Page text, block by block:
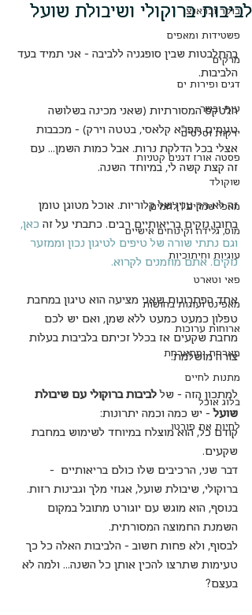
בוקר ובראנצ
פשטידות ומאפים
מרקים
דגים ופירות ים
עוף ובשר
ירקות וסלטים
פסטה אורז דגנים קטניות
שוקולד
מאפי שמרים | לחמים
מוס, גלידה וקינוחים אישיים
עוגיות וחיתוכיות
פאי וטארט
מאפינס ועוגות בחושות
ארוחות ערוכות
מארחת ומתארחת
מתנות לחיים
בלוג אוכל
לחיות את פורטו
לביבות ברוקולי ושיבולת שועל
בהתלבטות שבין סופגניה ללביבה - אני תמיד בעד
הלביבות.
הלטקס המסורתיות (שאני מכינה בשלושה
טעמים תפו"א קלאסי, בטטה וירק) - מכבבות
אצלי בכל הדלקת נרות. אבל כמות השמן... עם
זה קצת קשה לי, במיוחד השנה.
זה לא רק ענין של קלוריות. אוכל מטוגן טומן
בחובו נזקים בריאותיים רבים. כתבתי על זה כאן,
וגם נתתי שורה של טיפים לטיגון נכון וממזער
נזקים. אתם מוזמנים לקרוא.
אחד הפתרונות שאני מציעה הוא טיגון במחבת
טפלון כמעט כמעט ללא שמן, ואם יש לכם
מחבת שקעים אז בכלל זכיתם בלביבות בעלות
צורה מושלמת.
למתכון הזה - של לביבות ברוקולי עם שיבולת
שועל - יש כמה וכמה יתרונות:
קודם כל, הוא מוצלח במיוחד לשימוש במחבת
שקעים.
דבר שני, הרכיבים שלו כולם בריאותיים  -
ברוקולי, שיבולת שועל, אגוזי מלך וגבינות רזות.
בנוסף, הוא מוגש עם יוגורט מתובל במקום
השמנת החמוצה המסורתית.
לבסוף, ולא פחות חשוב - הלביבות האלה כל כך
טעימות שתרצו להכין אותן כל השנה... ולמה לא
בעצם?